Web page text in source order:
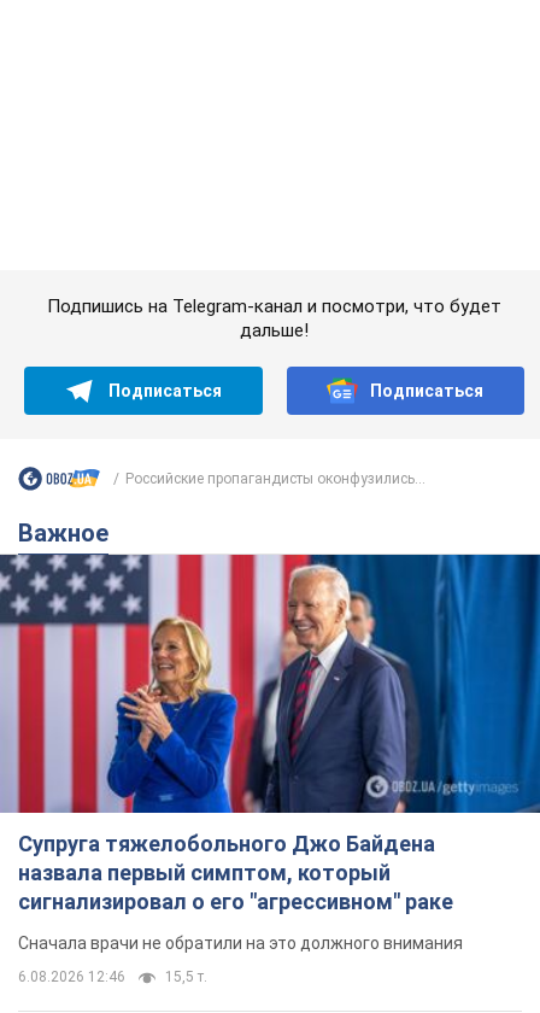
Подпишись на Telegram-канал и посмотри, что будет
дальше!
Подписаться Подписаться
Российские пропагандисты оконфузились...
Важное
Супруга тяжелобольного Джо Байдена
назвала первый симптом, который
сигнализировал о его "агрессивном" раке
Сначала врачи не обратили на это должного внимания
6.08.2026 12:46 15,5 т.